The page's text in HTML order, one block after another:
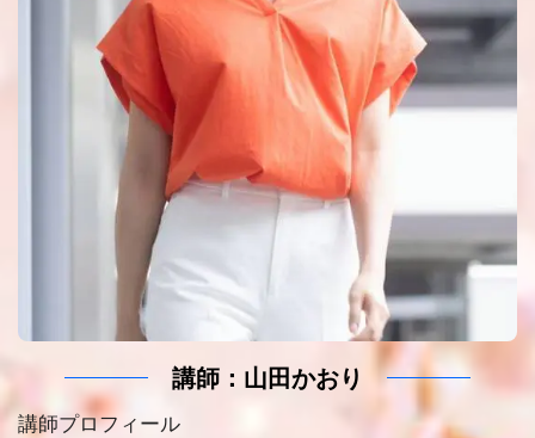
講師：山田かおり
講師プロフィール